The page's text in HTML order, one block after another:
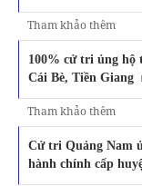
Tham khảo thêm
100% cử tri ủng
Cái Bè, Tiền Giang
Tham khảo thêm
Cử tri Quảng Nam
hành chính cấp